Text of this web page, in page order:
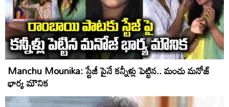
Manchu Mounika: స్టేజీ పైనే క‌న్నీళ్లు పెట్టిన.. మంచు మనోజ్
భార్య మౌనిక